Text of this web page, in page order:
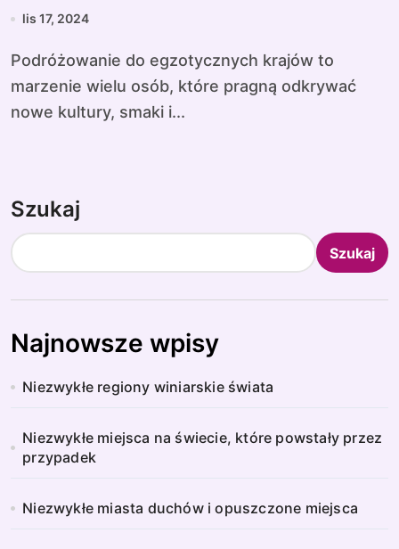
lis 17, 2024
Podróżowanie do egzotycznych krajów to
marzenie wielu osób, które pragną odkrywać
nowe kultury, smaki i...
Szukaj
Szukaj
Najnowsze wpisy
Niezwykłe regiony winiarskie świata
Niezwykłe miejsca na świecie, które powstały przez
przypadek
Niezwykłe miasta duchów i opuszczone miejsca